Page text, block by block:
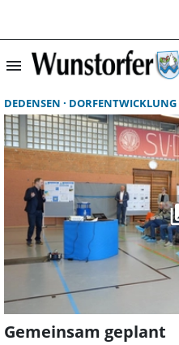
menu
DEDENSEN DORFENTWICKLUNG
Gemeinsam geplant